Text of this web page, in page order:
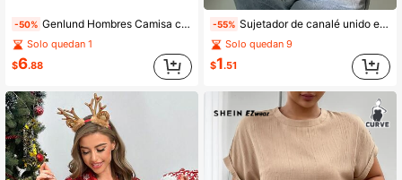
-50% Genlund Hombres Camisa con estampado de pintura al óleo con botón
Solo quedan 1
$6.88
-55% Sujetador de canalé unido en contraste
Solo quedan 9
$1.51